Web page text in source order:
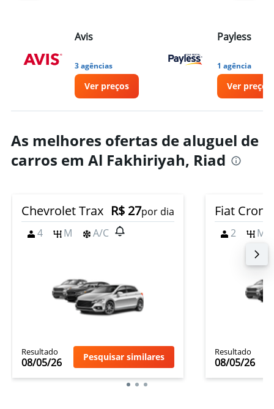
Avis
3 agências
Ver preços
Payless
1 agência
Ver preços
As melhores ofertas de aluguel de
carros em Al Fakhiriyah, Riad
Chevrolet Trax R$ 27por dia
4
M A/C
Resultado
08/05/26 Pesquisar similares
Fiat
2 M
Resultado
08/05/26